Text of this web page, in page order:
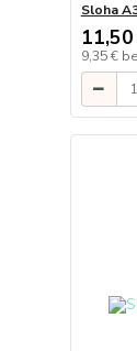
Sloha
9,35 €